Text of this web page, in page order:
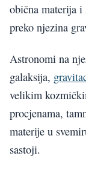
obična materija i
preko njezina
Astronomi na
galaksija,
velikim
procjenama,
materije u
sastoji.